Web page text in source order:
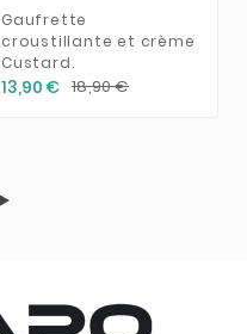
Gaufrette
croustillante et crème
Custard.
13,90 € 18,90 €